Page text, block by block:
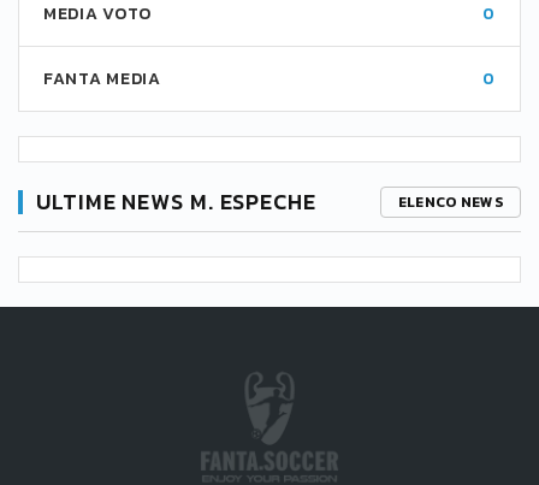
MEDIA VOTO 0
FANTA MEDIA 0
ULTIME NEWS M. ESPECHE ELENCO NEWS